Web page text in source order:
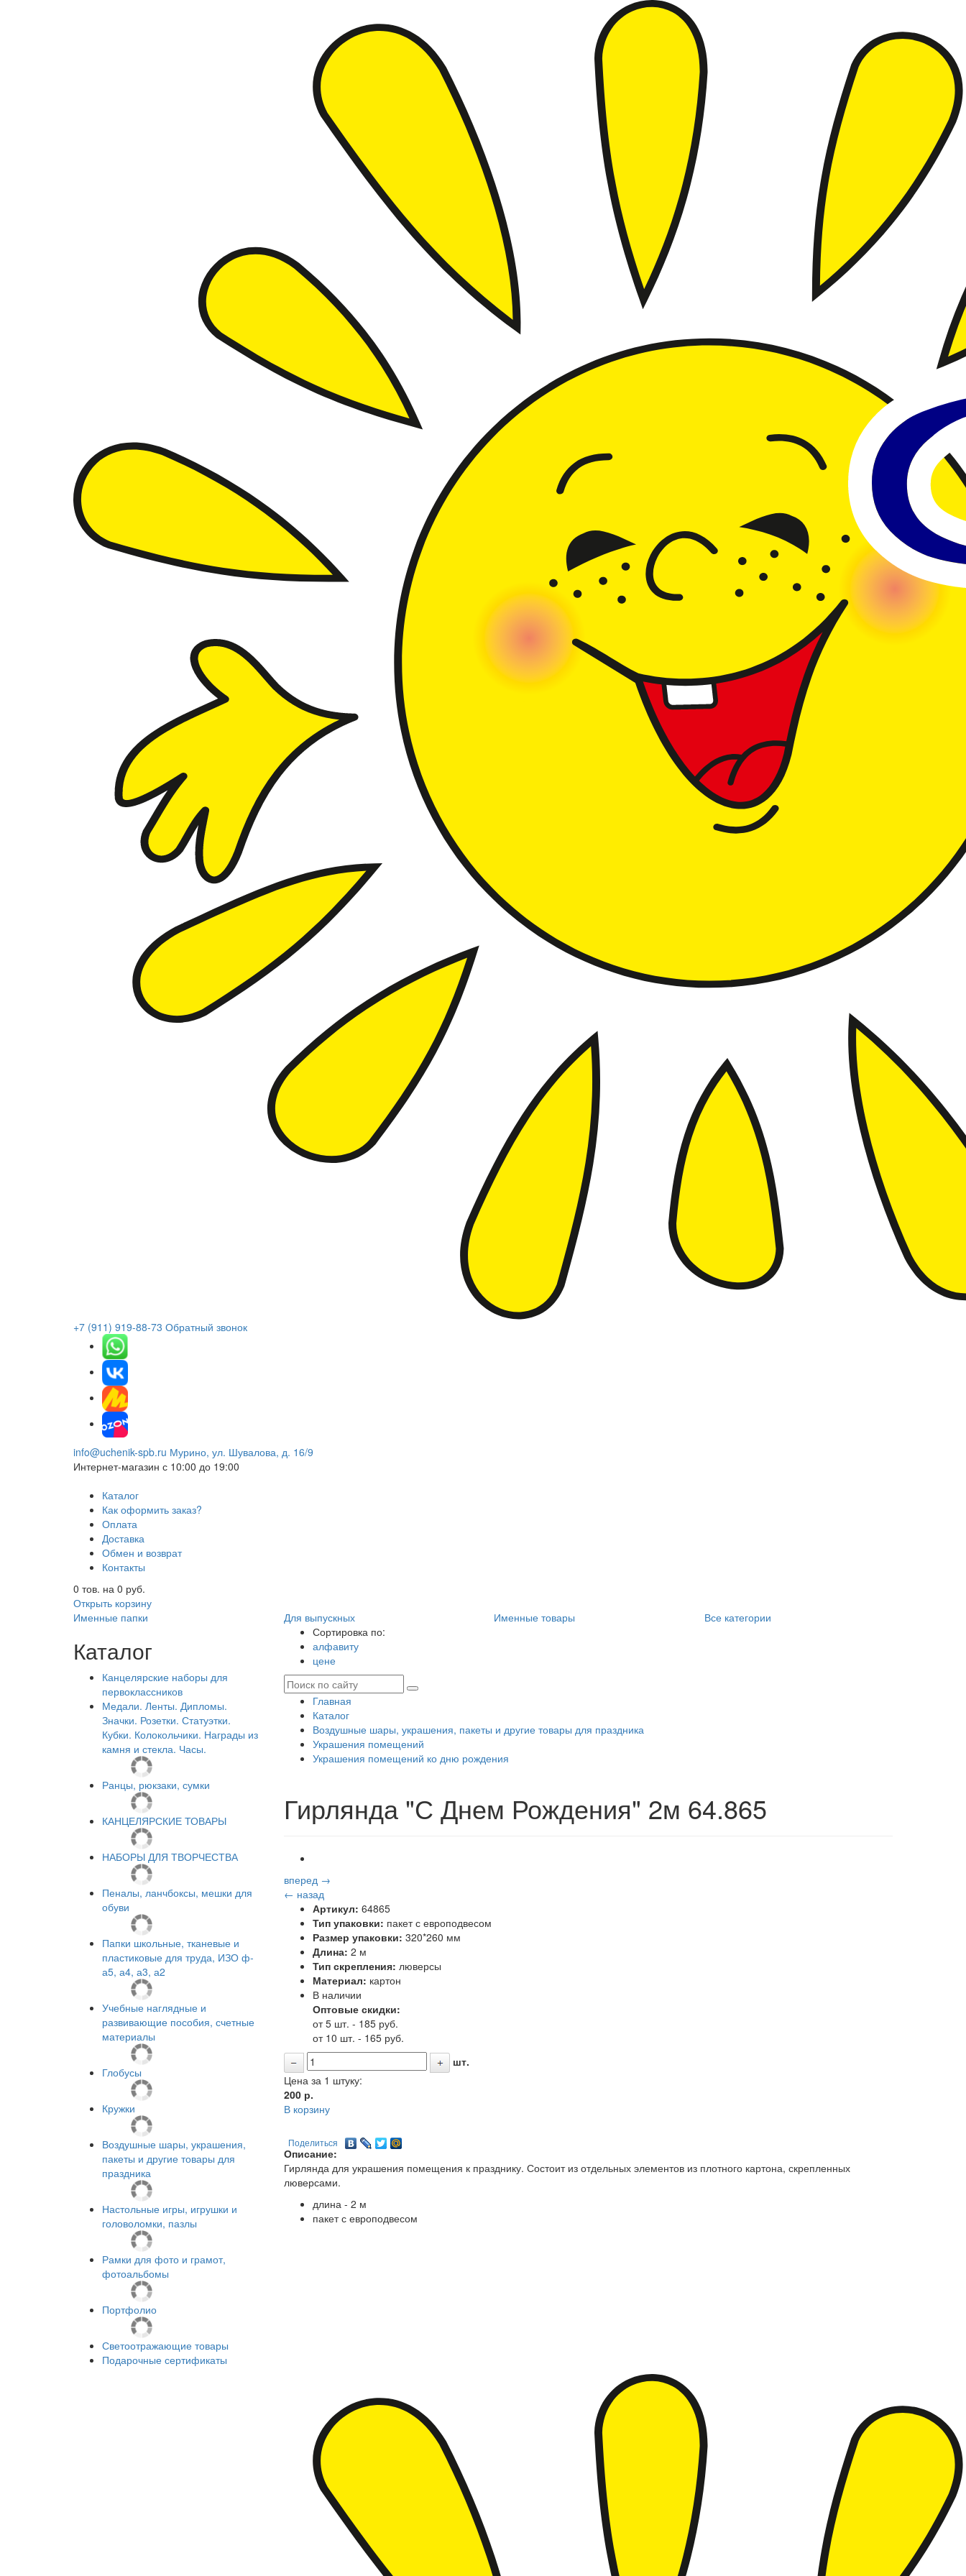
+7 (911) 919-88-73 Обратный звонок
info@uchenik-spb.ru Мурино, ул. Шувалова, д. 16/9
Интернет-магазин с 10:00 до 19:00
Каталог
Как оформить заказ?
Оплата
Доставка
Обмен и возврат
Контакты
0 тов. на 0 руб.
Открыть корзину
Именные папки
Для выпускных Именные товары Все категории
Каталог
Канцелярские наборы для
первоклассников
Медали. Ленты. Дипломы.
Значки. Розетки. Статуэтки.
Кубки. Колокольчики. Награды из
камня и стекла. Часы.
Ранцы, рюкзаки, сумки
КАНЦЕЛЯРСКИЕ ТОВАРЫ
НАБОРЫ ДЛЯ ТВОРЧЕСТВА
Пеналы, ланчбоксы, мешки для
обуви
Папки школьные, тканевые и
пластиковые для труда, ИЗО ф-
а5, а4, а3, а2
Учебные наглядные и
развивающие пособия, счетные
материалы
Глобусы
Кружки
Воздушные шары, украшения,
пакеты и другие товары для
праздника
Настольные игры, игрушки и
головоломки, пазлы
Рамки для фото и грамот,
фотоальбомы
Портфолио
Светоотражающие товары
Подарочные сертификаты
Сортировка по:
алфавиту
цене
Главная
Каталог
Воздушные шары, украшения, пакеты и другие товары для праздника
Украшения помещений
Украшения помещений ко дню рождения
Гирлянда "С Днем Рождения" 2м 64.865
вперед →
← назад
Артикул: 64865
Тип упаковки: пакет с европодвесом
Размер упаковки: 320*260 мм
Длина: 2 м
Тип скрепления: люверсы
Материал: картон
В наличии
Оптовые скидки:
от 5 шт. - 185 руб.
от 10 шт. - 165 руб.
шт.
Цена за 1 штуку:
200р.
В корзину
Поделиться
Описание:
Гирлянда для украшения помещения к празднику. Состоит из отдельных элементов из плотного картона, скрепленных
люверсами.
длина - 2 м
пакет с европодвесом